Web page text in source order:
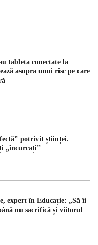
tableta conectate la
asupra unui risc pe care
potrivit științei.
„încurcați”
expert în Educație: „Să îi
nu sacrifică și viitorul